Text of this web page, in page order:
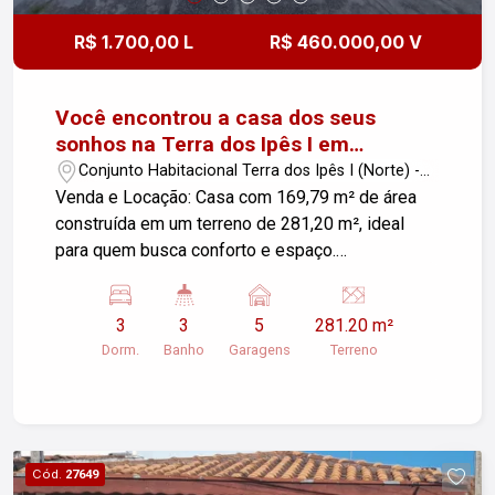
lugar que une conforto e praticidade. Agende já
uma visita e venha conhecer seu novo lar!
R$ 1.700,00 L R$ 460.000,00 V
Você encontrou a casa dos seus
sonhos na Terra dos Ipês I em
Pindamonhangaba!
Conjunto Habitacional Terra dos Ipês I (Norte) -
Pindamonhangaba/SP
Venda e Locação: Casa com 169,79 m² de área
construída em um terreno de 281,20 m², ideal
para quem busca conforto e espaço.
Ambiente aconchegante e arejado, perfeito para
momentos em família e recepções. - 3
Dormitórios: Quartos amplos e bem iluminados,
ideal para quem gosta de cozinhar. - Área de
Serviço: Comodidade para suas tarefas diárias. -
3
Dorm.
3
Banho
5
Garagens
281.20 m²
Terreno
Cód. 27649